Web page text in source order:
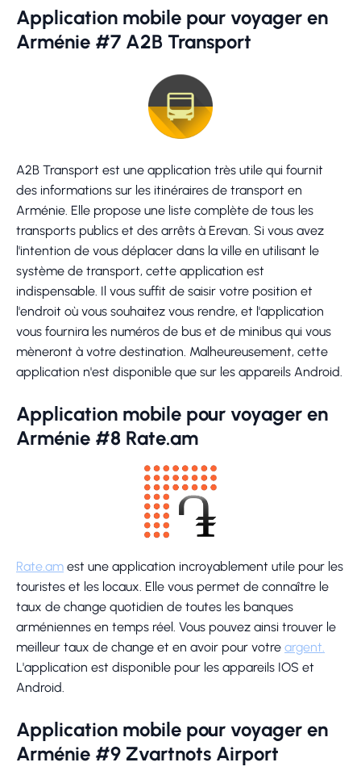
Application mobile pour voyager en
Arménie #7 A2B Transport
A2B Transport est une application très utile qui fournit
des informations sur les itinéraires de transport en
Arménie. Elle propose une liste complète de tous les
transports publics et des arrêts à Erevan. Si vous avez
l'intention de vous déplacer dans la ville en utilisant le
système de transport, cette application est
indispensable. Il vous suffit de saisir votre position et
l'endroit où vous souhaitez vous rendre, et l'application
vous fournira les numéros de bus et de minibus qui vous
mèneront à votre destination. Malheureusement, cette
application n'est disponible que sur les appareils Android.
Application mobile pour voyager en
Arménie #8 Rate.am
Rate.am est une application incroyablement utile pour les
touristes et les locaux. Elle vous permet de connaître le
taux de change quotidien de toutes les banques
arméniennes en temps réel. Vous pouvez ainsi trouver le
meilleur taux de change et en avoir pour votre argent.
L'application est disponible pour les appareils IOS et
Android.
Application mobile pour voyager en
Arménie #9 Zvartnots Airport